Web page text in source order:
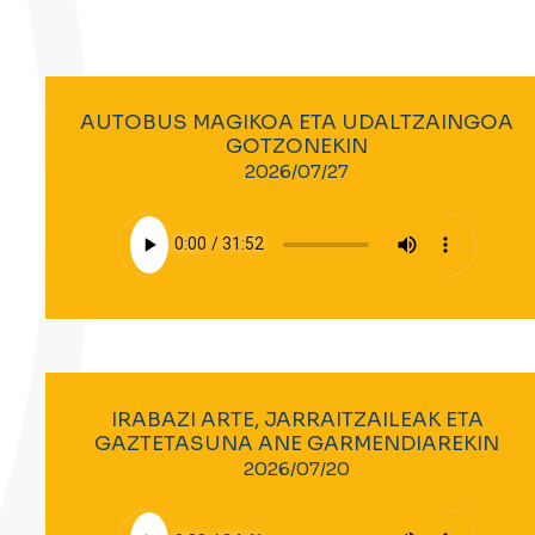
AUTOBUS MAGIKOA ETA UDALTZAINGOA
GOTZONEKIN
2026/07/27
IRABAZI ARTE, JARRAITZAILEAK ETA
GAZTETASUNA ANE GARMENDIAREKIN
2026/07/20